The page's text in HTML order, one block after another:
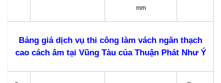
mm
Bảng giá dịch vụ thi công làm vách ngăn thạch
cao cách âm tại Vũng Tàu của Thuận Phát Như Ý